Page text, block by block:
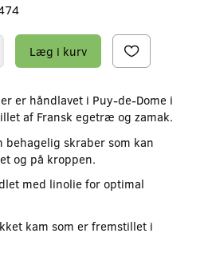
Læg i kurv
er håndlavet i Puy-de-Dome i
af Fransk egetræ og zamak.
behagelig skraber som kan
og på kroppen.
med linolie for optimal
kam som er fremstillet i